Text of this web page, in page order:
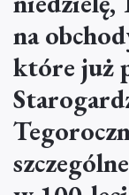
na
które już